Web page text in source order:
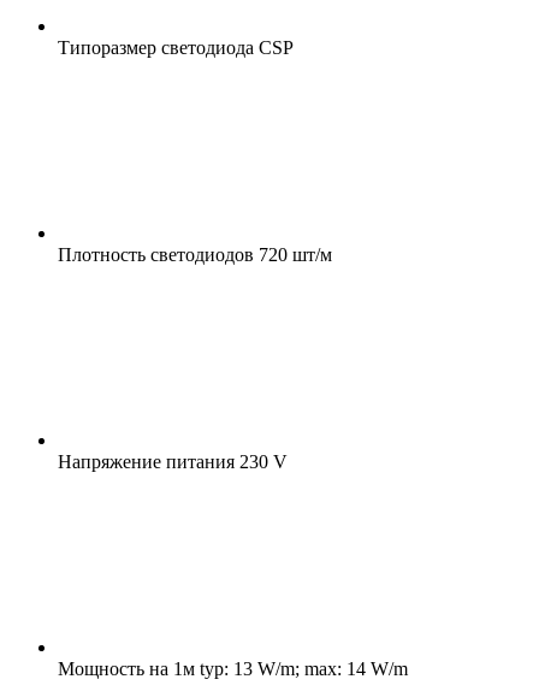
Типоразмер светодиода CSP
Плотность светодиодов 720 шт/м
Напряжение питания 230 V
Мощность на 1м typ: 13 W/m; max: 14 W/m